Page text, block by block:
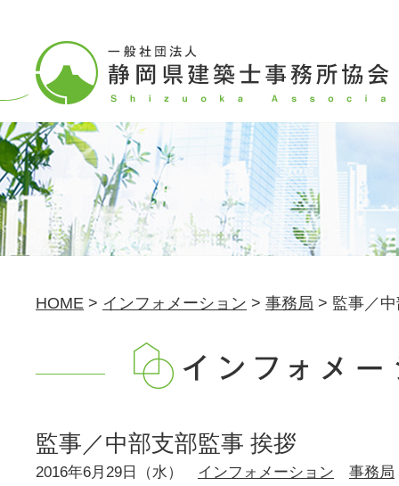
HOME > インフォメーション > 事務局 > 監事／
監事／中部支部監事 挨拶
2016年6月29日（水） インフォメーション 事務局